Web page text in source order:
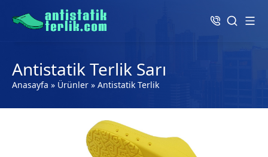
Antistatik Terlik Sarı
Anasayfa » Ürünler » Antistatik Terlik